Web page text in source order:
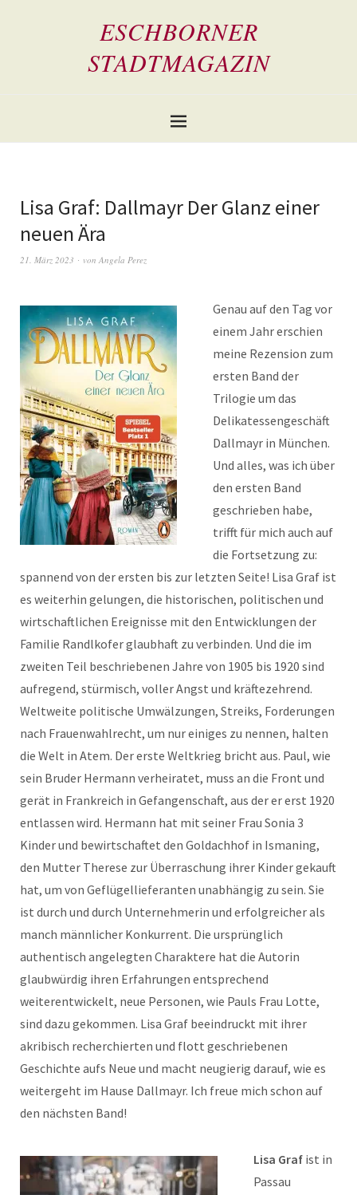
ESCHBORNER
STADTMAGAZIN
Lisa Graf: Dallmayr Der Glanz einer
neuen Ära
21. März 2023 von Angela Perez
Genau auf den Tag vor
einem Jahr erschien
meine Rezension zum
ersten Band der
Trilogie um das
Delikatessengeschäft
Dallmayr in München.
Und alles, was ich über
den ersten Band
geschrieben habe,
trifft für mich auch auf
die Fortsetzung zu:
spannend von der ersten bis zur letzten Seite! Lisa Graf ist
es weiterhin gelungen, die historischen, politischen und
wirtschaftlichen Ereignisse mit den Entwicklungen der
Familie Randlkofer glaubhaft zu verbinden. Und die im
zweiten Teil beschriebenen Jahre von 1905 bis 1920 sind
aufregend, stürmisch, voller Angst und kräftezehrend.
Weltweite politische Umwälzungen, Streiks, Forderungen
nach Frauenwahlrecht, um nur einiges zu nennen, halten
die Welt in Atem. Der erste Weltkrieg bricht aus. Paul, wie
sein Bruder Hermann verheiratet, muss an die Front und
gerät in Frankreich in Gefangenschaft, aus der er erst 1920
entlassen wird. Hermann hat mit seiner Frau Sonia 3
Kinder und bewirtschaftet den Goldachhof in Ismaning,
den Mutter Therese zur Überraschung ihrer Kinder gekauft
hat, um von Geflügellieferanten unabhängig zu sein. Sie
ist durch und durch Unternehmerin und erfolgreicher als
manch männlicher Konkurrent. Die ursprünglich
authentisch angelegten Charaktere hat die Autorin
glaubwürdig ihren Erfahrungen entsprechend
weiterentwickelt, neue Personen, wie Pauls Frau Lotte,
sind dazu gekommen. Lisa Graf beeindruckt mit ihrer
akribisch recherchierten und flott geschriebenen
Geschichte aufs Neue und macht neugierig darauf, wie es
weitergeht im Hause Dallmayr. Ich freue mich schon auf
den nächsten Band!
Lisa Graf ist in
Passau